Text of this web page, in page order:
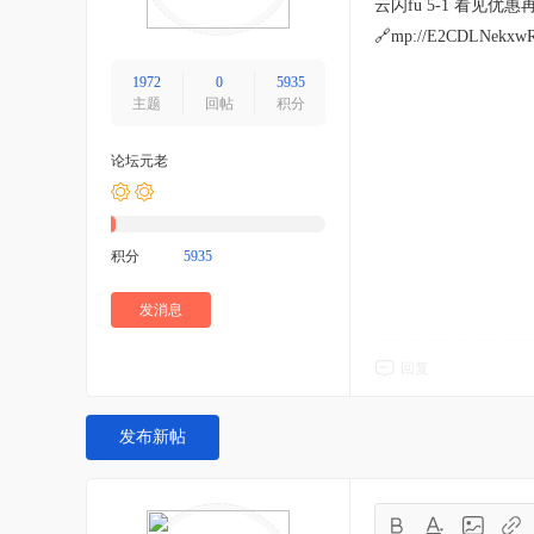
1972
主题
0
回帖
5935
积分
论坛元老
积分 5935
发消息
云闪fu 5-1 看见优惠
🔗mp://
发布新帖